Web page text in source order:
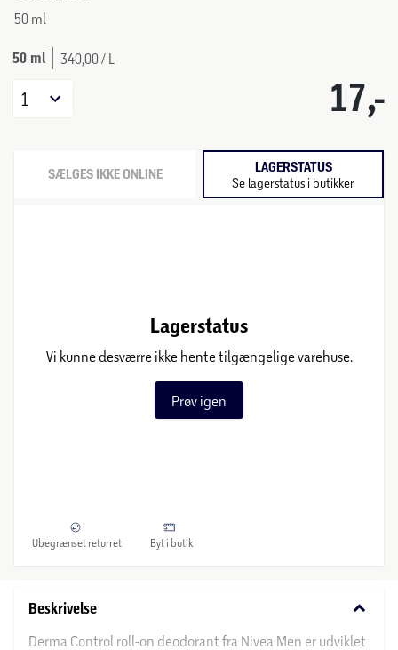
50 ml
50 ml 340,00 / L
17,-
1
SÆLGES IKKE ONLINE LAGERSTATUS
Se lagerstatus i butikker
Lagerstatus
Vi kunne desværre ikke hente tilgængelige varehuse.
Prøv igen
Ubegrænset returret Byt i butik
Beskrivelse keyboard_arrow_down
Derma Control roll-on deodorant fra Nivea Men er udviklet